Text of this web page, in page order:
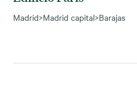
Madrid>Madrid capital>Barajas